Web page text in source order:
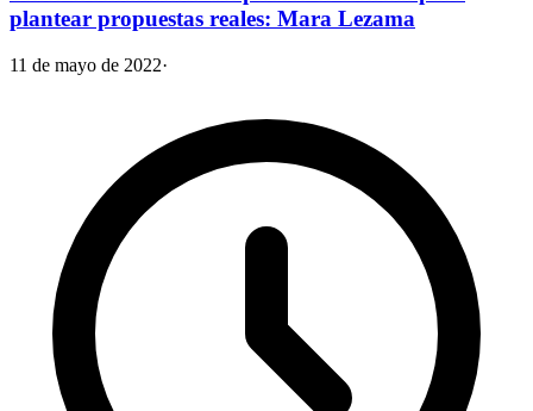
plantear propuestas reales: Mara Lezama
11 de mayo de 2022·